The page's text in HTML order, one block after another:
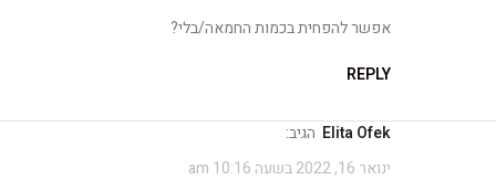
אפשר להפחית בכמות החמאה/בלי?
REPLY
Elita Ofek
הגיב:
ינואר 16, 2022 בשעה 10:16 am